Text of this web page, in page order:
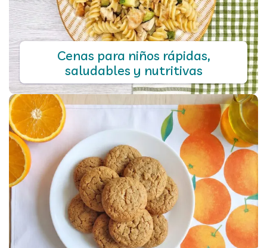
Cenas para niños rápidas,
saludables y nutritivas